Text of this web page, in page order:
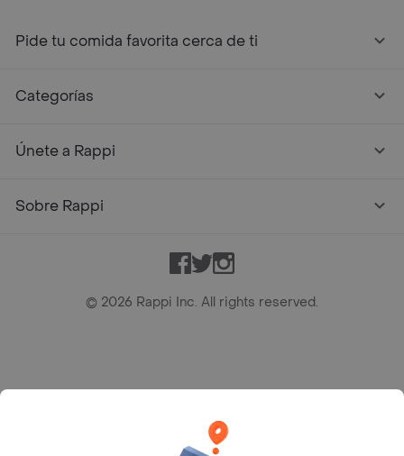
Pide tu comida favorita cerca de ti
Categorías
Únete a Rappi
Sobre Rappi
Facebook
TwitterInstagram
© 2026 Rappi Inc. All rights reserved.
Bogotá D.C. --- notificacionesrappi@rappi.com